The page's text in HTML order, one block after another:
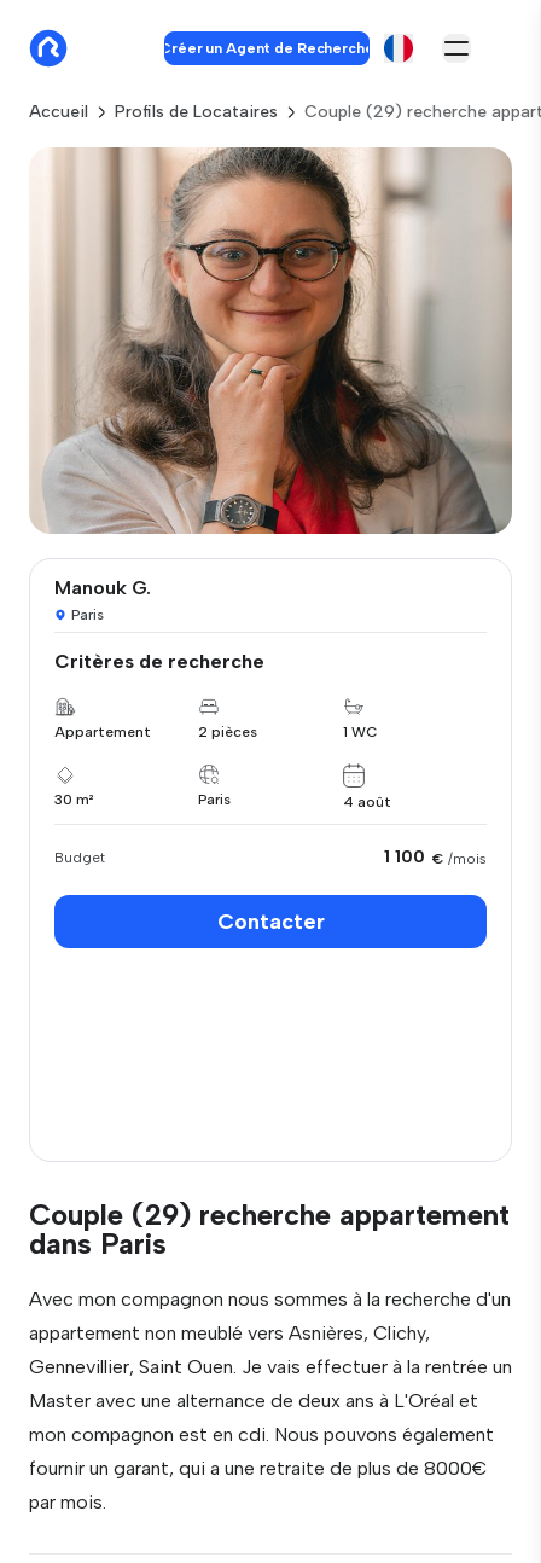
Créer un Agent de Recherche
Accueil Profils de Locataires Couple (29) recherche
Manouk G.
Paris
Critères de recherche
Appartement 2 pièces 1 WC
30 m² Paris 4 août
Budget 1 100 € /mois
Contacter
Couple (29) recherche appartement
dans Paris
Avec mon compagnon nous sommes à la recherche d'un
appartement non meublé vers Asnières, Clichy,
Gennevillier, Saint Ouen. Je vais effectuer à la rentrée un
Master avec une alternance de deux ans à L'Oréal et
mon compagnon est en cdi. Nous pouvons également
fournir un garant, qui a une retraite de plus de 8000€
par mois.